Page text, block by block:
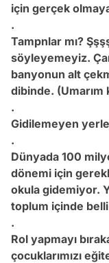
için gerçek
.
Tampnlar mı?
söyleyemeyiz.
banyonun alt
dibinde. (Umarım
.
Gidilemeyen
.
Dünyada 100
dönemi için
okula gidemiyor.
toplum içinde belli
.
Rol yapmayı
çocuklarımızı